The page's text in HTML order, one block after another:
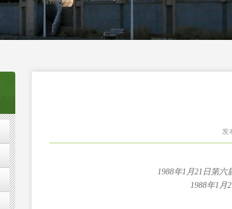
发
1988年1月21日第
1988年1月